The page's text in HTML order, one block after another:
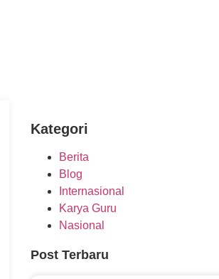
Kategori
Berita
Blog
Internasional
Karya Guru
Nasional
Post Terbaru